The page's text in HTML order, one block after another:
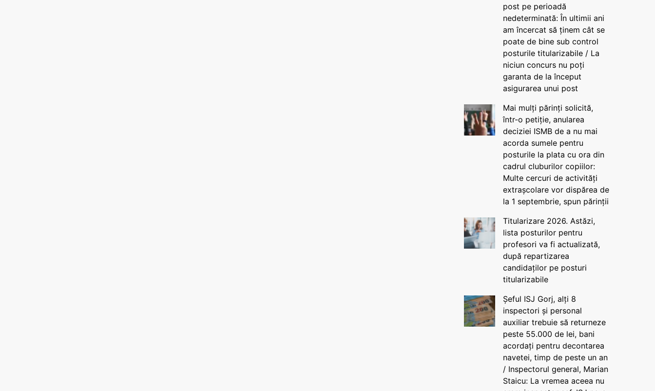
post pe perioadă
nedeterminată: În ultimii ani
am încercat să ținem cât se
poate de bine sub control
posturile titularizabile / La
niciun concurs nu poți
garanta de la început
asigurarea unui post
Mai mulți părinți solicită,
într-o petiție, anularea
deciziei ISMB de a nu mai
acorda sumele pentru
posturile la plata cu ora din
cadrul cluburilor copiilor:
Multe cercuri de activități
extrașcolare vor dispărea de
la 1 septembrie, spun părinții
Titularizare 2026. Astăzi,
lista posturilor pentru
profesori va fi actualizată,
după repartizarea
candidaților pe posturi
titularizabile
Șeful ISJ Gorj, alți 8
inspectori și personal
auxiliar trebuie să returneze
peste 55.000 de lei, bani
acordați pentru decontarea
navetei, timp de peste un an
/ Inspectorul general, Marian
Staicu: La vremea aceea nu